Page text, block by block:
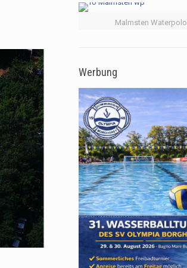
Malmsten Waterpolo
Werbung